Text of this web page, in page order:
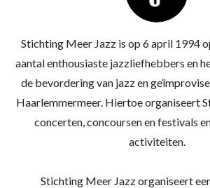
Stichting Meer Jazz is op 6 april 1994
aantal enthousiaste jazzliefhebbers en
de bevordering van jazz en
Haarlemmermeer. Hiertoe organiseert
concerten, concoursen en festivals
activiteiten.
Stichting Meer Jazz organiseert